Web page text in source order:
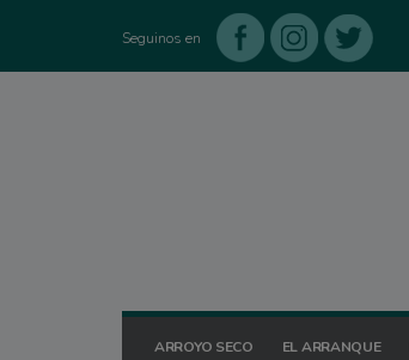
Seguinos en
ARROYO SECO EL ARRANQUE